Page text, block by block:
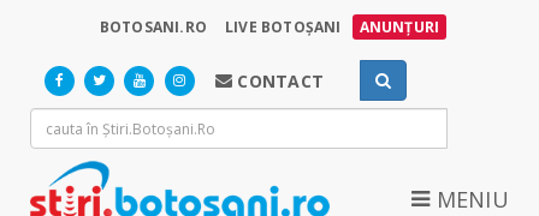
BOTOSANI.RO LIVE BOTOȘANI ANUNȚURI
CONTACT
MENIU